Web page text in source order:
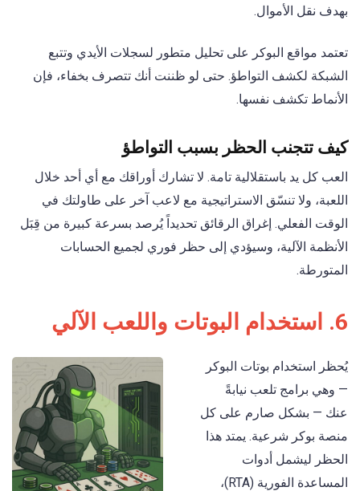
بهدف نقل الأموال.
تعتمد مواقع البوكر على تحليل متطور لسجلات الأيدي وتتبع
الشبكة لكشف التواطؤ. حتى لو ظننت أنك تتصرف بخفاء، فإن
الأنماط تكشف نفسها.
كيف تتجنب الحظر بسبب التواطؤ
العب كل يد باستقلالية تامة. لا تشارك أوراقك مع أي أحد خلال
اللعبة، ولا تنسّق الاستراتيجية مع لاعب آخر على طاولتك في
الوقت الفعلي. إغراق الرقائق تحديداً يُرصد بسرعة كبيرة من قِبَل
الأنظمة الآلية، وسيؤدي إلى حظر فوري لجميع الحسابات
المتورطة.
6. استخدام البوتات واللعب الآلي
يُحظر استخدام بوتات البوكر
— وهي برامج تلعب نيابةً
عنك — بشكل صارم على كل
منصة بوكر شرعية. يمتد هذا
الحظر ليشمل أدوات
المساعدة الفورية (RTA)،